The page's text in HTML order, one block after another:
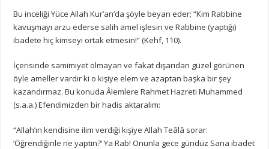
Bu inceliği Yüce Allah Kur’an’da şöyle beyan eder; “Kim Rabbine
kavuşmayı arzu ederse salih amel işlesin ve Rabbine (yaptığı)
ibadete hiç kimseyi ortak etmesin!” (Kehf, 110).
İçerisinde samimiyet olmayan ve fakat dışarıdan güzel görünen
öyle ameller vardır ki o kişiye elem ve azaptan başka bir şey
kazandırmaz. Bu konuda Âlemlere Rahmet Hazreti Muhammed
(s.a.a.) Efendimizden bir hadis aktaralım:
“Allah’ın kendisine ilim verdiği kişiye Allah Teâlâ sorar:
‘Öğrendiğinle ne yaptın?’ Ya Rab! Onunla gece gündüz Sana ibadet